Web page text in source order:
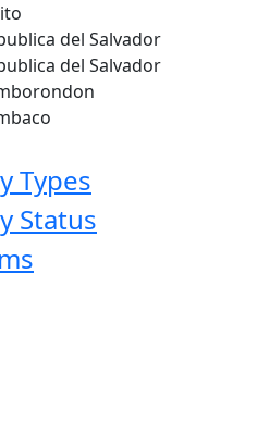
del Salvador
del Salvador
Types
Status